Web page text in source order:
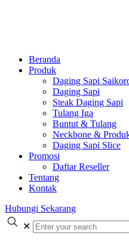
Beranda
Produk
Daging Sapi
Daging Sapi
Steak Daging Sapi
Tulang Iga
Buntut & Tulang
Neckbone &
Daging Sapi Slice
Promosi
Daftar Reseller
Tentang
Kontak
Hubungi Sekarang
✕